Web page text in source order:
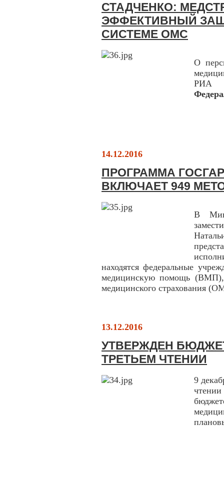
СТАДЧЕНКО:
ЭФФЕКТИВНЫЙ
СИСТЕМЕ ОМС
О
РИА
14.12.2016
ПРОГРАММА
ВКЛЮЧАЕТ 949
В
находятся федеральные
медицинскую помощь (ВМП),
медицинского страхования
13.12.2016
УТВЕРЖДЕН
ТРЕТЬЕМ ЧТЕНИИ
9
чтении